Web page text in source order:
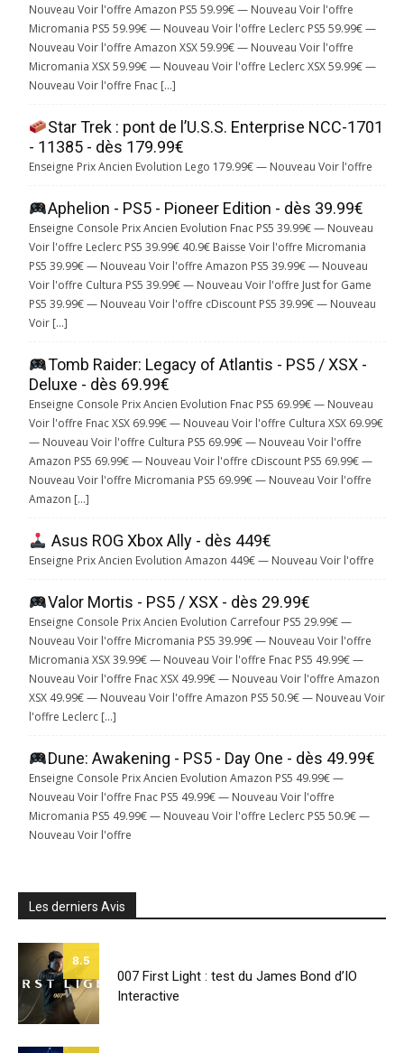
Nouveau Voir l'offre Amazon PS5 59.99€ — Nouveau Voir l'offre
Micromania PS5 59.99€ — Nouveau Voir l'offre Leclerc PS5 59.99€ —
Nouveau Voir l'offre Amazon XSX 59.99€ — Nouveau Voir l'offre
Micromania XSX 59.99€ — Nouveau Voir l'offre Leclerc XSX 59.99€ —
Nouveau Voir l'offre Fnac […]
Star Trek : pont de l’U.S.S. Enterprise NCC-1701
- 11385 - dès 179.99€
Enseigne Prix Ancien Evolution Lego 179.99€ — Nouveau Voir l'offre
Aphelion - PS5 - Pioneer Edition - dès 39.99€
Enseigne Console Prix Ancien Evolution Fnac PS5 39.99€ — Nouveau
Voir l'offre Leclerc PS5 39.99€ 40.9€ Baisse Voir l'offre Micromania
PS5 39.99€ — Nouveau Voir l'offre Amazon PS5 39.99€ — Nouveau
Voir l'offre Cultura PS5 39.99€ — Nouveau Voir l'offre Just for Game
PS5 39.99€ — Nouveau Voir l'offre cDiscount PS5 39.99€ — Nouveau
Voir […]
Tomb Raider: Legacy of Atlantis - PS5 / XSX -
Deluxe - dès 69.99€
Enseigne Console Prix Ancien Evolution Fnac PS5 69.99€ — Nouveau
Voir l'offre Fnac XSX 69.99€ — Nouveau Voir l'offre Cultura XSX 69.99€
— Nouveau Voir l'offre Cultura PS5 69.99€ — Nouveau Voir l'offre
Amazon PS5 69.99€ — Nouveau Voir l'offre cDiscount PS5 69.99€ —
Nouveau Voir l'offre Micromania PS5 69.99€ — Nouveau Voir l'offre
Amazon […]
Asus ROG Xbox Ally - dès 449€
Enseigne Prix Ancien Evolution Amazon 449€ — Nouveau Voir l'offre
Valor Mortis - PS5 / XSX - dès 29.99€
Enseigne Console Prix Ancien Evolution Carrefour PS5 29.99€ —
Nouveau Voir l'offre Micromania PS5 39.99€ — Nouveau Voir l'offre
Micromania XSX 39.99€ — Nouveau Voir l'offre Fnac PS5 49.99€ —
Nouveau Voir l'offre Fnac XSX 49.99€ — Nouveau Voir l'offre Amazon
XSX 49.99€ — Nouveau Voir l'offre Amazon PS5 50.9€ — Nouveau Voir
l'offre Leclerc […]
Dune: Awakening - PS5 - Day One - dès 49.99€
Enseigne Console Prix Ancien Evolution Amazon PS5 49.99€ —
Nouveau Voir l'offre Fnac PS5 49.99€ — Nouveau Voir l'offre
Micromania PS5 49.99€ — Nouveau Voir l'offre Leclerc PS5 50.9€ —
Nouveau Voir l'offre
Les derniers Avis
8.5
007 First Light : test du James Bond d’IO
Interactive